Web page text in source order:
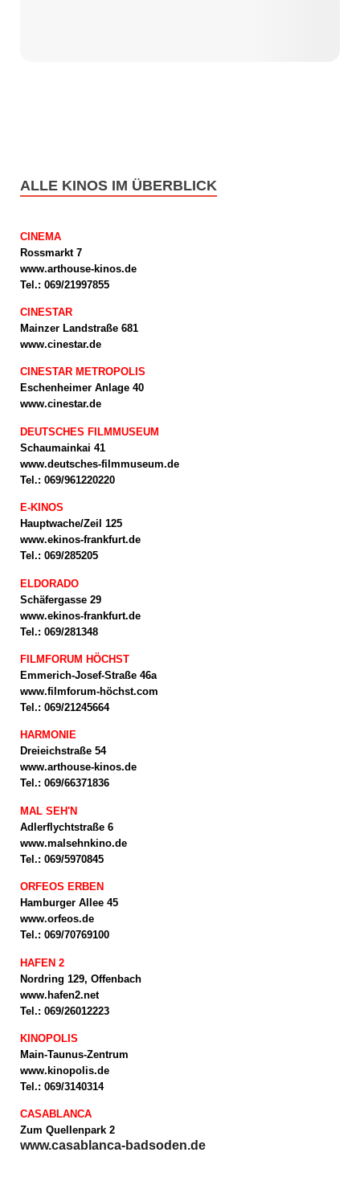
ALLE KINOS IM ÜBERBLICK
CINEMA
Rossmarkt 7
www.arthouse-kinos.de
Tel.: 069/21997855
CINESTAR
Mainzer Landstraße 681
www.cinestar.de
CINESTAR METROPOLIS
Eschenheimer Anlage 40
www.cinestar.de
DEUTSCHES FILMMUSEUM
Schaumainkai 41
www.deutsches-filmmuseum.de
Tel.: 069/961220220
E-KINOS
Hauptwache/Zeil 125
www.ekinos-frankfurt.de
Tel.: 069/285205
ELDORADO
Schäfergasse 29
www.ekinos-frankfurt.de
Tel.: 069/281348
FILMFORUM HÖCHST
Emmerich-Josef-Straße 46a
www.filmforum-höchst.com
Tel.: 069/21245664
HARMONIE
Dreieichstraße 54
www.arthouse-kinos.de
Tel.: 069/66371836
MAL SEH'N
Adlerflychtstraße 6
www.malsehnkino.de
Tel.: 069/5970845
ORFEOS ERBEN
Hamburger Allee 45
www.orfeos.de
Tel.: 069/70769100
HAFEN 2
Nordring 129, Offenbach
www.hafen2.net
Tel.: 069/26012223
KINOPOLIS
Main-Taunus-Zentrum
www.kinopolis.de
Tel.: 069/3140314
CASABLANCA
Zum Quellenpark 2
www.casablanca-badsoden.de